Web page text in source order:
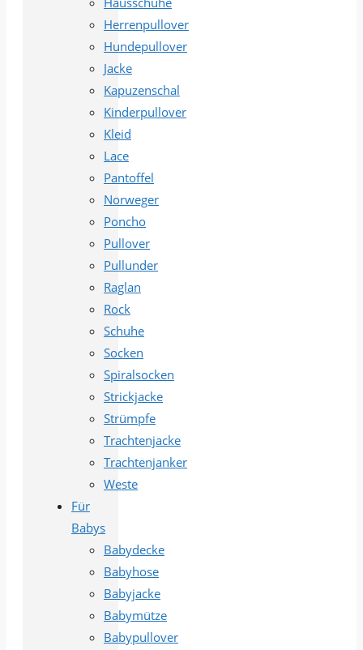
Herrenpullover
Hundepullover
Jacke
Kapuzenschal
Kinderpullover
Kleid
Lace
Pantoffel
Norweger
Poncho
Pullover
Pullunder
Raglan
Rock
Schuhe
Socken
Spiralsocken
Strickjacke
Strümpfe
Trachtenjacke
Trachtenjanker
Weste
Für
Babys
Babydecke
Babyhose
Babyjacke
Babymütze
Babypullover